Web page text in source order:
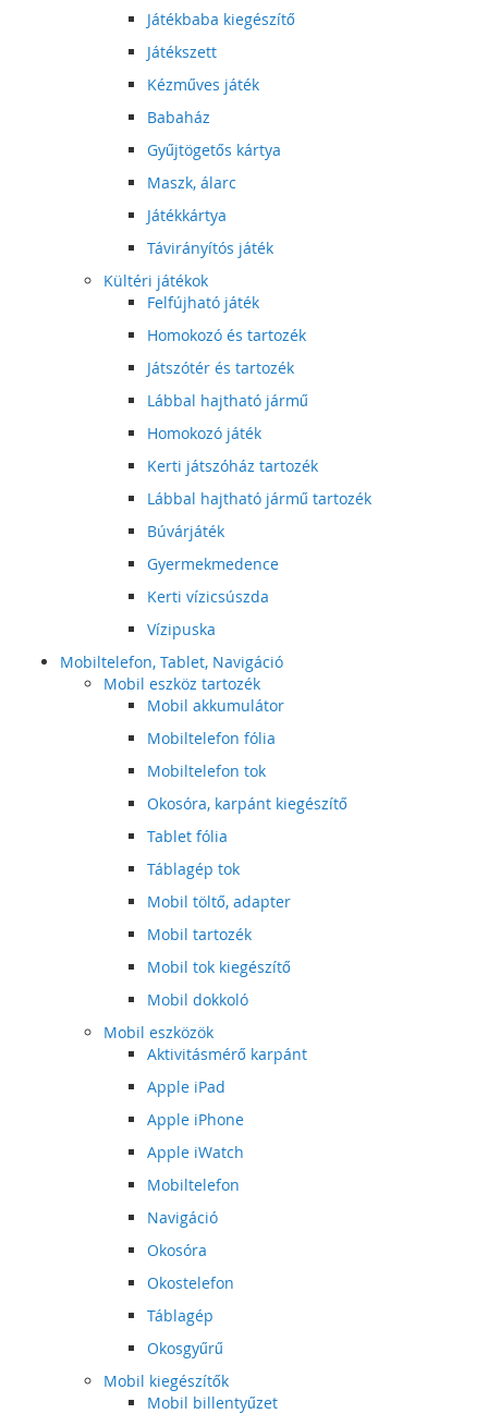
Játékbaba kiegészítő
Játékszett
Kézműves játék
Babaház
Gyűjtögetős kártya
Maszk, álarc
Játékkártya
Távirányítós játék
Kültéri játékok
Felfújható játék
Homokozó és tartozék
Játszótér és tartozék
Lábbal hajtható jármű
Homokozó játék
Kerti játszóház tartozék
Lábbal hajtható jármű tartozék
Búvárjáték
Gyermekmedence
Kerti vízicsúszda
Vízipuska
Mobiltelefon, Tablet, Navigáció
Mobil eszköz tartozék
Mobil akkumulátor
Mobiltelefon fólia
Mobiltelefon tok
Okosóra, karpánt kiegészítő
Tablet fólia
Táblagép tok
Mobil töltő, adapter
Mobil tartozék
Mobil tok kiegészítő
Mobil dokkoló
Mobil eszközök
Aktivitásmérő karpánt
Apple iPad
Apple iPhone
Apple iWatch
Mobiltelefon
Navigáció
Okosóra
Okostelefon
Táblagép
Okosgyűrű
Mobil kiegészítők
Mobil billentyűzet